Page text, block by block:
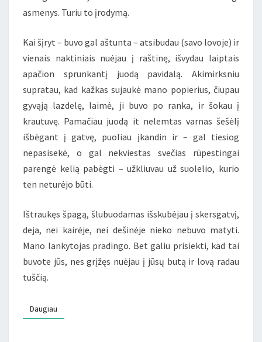
asmenys. Turiu to įrodymą.
Kai šįryt – buvo gal aštunta – atsibudau (savo lovoje) ir
vienais naktiniais nuėjau į raštinę, išvydau laiptais
apačion sprunkantį juodą pavidalą. Akimirksniu
supratau, kad kažkas sujaukė mano popierius, čiupau
gyvąją lazdelę, laimė, ji buvo po ranka, ir šokau į
krautuvę. Pamačiau juodą it nelemtas varnas šešėlį
išbėgant į gatvę, puoliau įkandin ir – gal tiesiog
nepasisekė, o gal nekviestas svečias rūpestingai
parengė kelią pabėgti – užkliuvau už suolelio, kurio
ten neturėjo būti.
Ištraukęs špagą, šlubuodamas išskubėjau į skersgatvį,
deja, nei kairėje, nei dešinėje nieko nebuvo matyti.
Mano lankytojas pradingo. Bet galiu prisiekti, kad tai
buvote jūs, nes grįžęs nuėjau į jūsų butą ir lovą radau
tuščią.
Daugiau